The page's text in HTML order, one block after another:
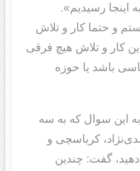
اینجا رسیدیم».
و حتما کار و تلاش
کار و تلاش هیچ فرقی
باشد یا حوزه
این سوال که به سه
کرباسچی و
گفت: چندین